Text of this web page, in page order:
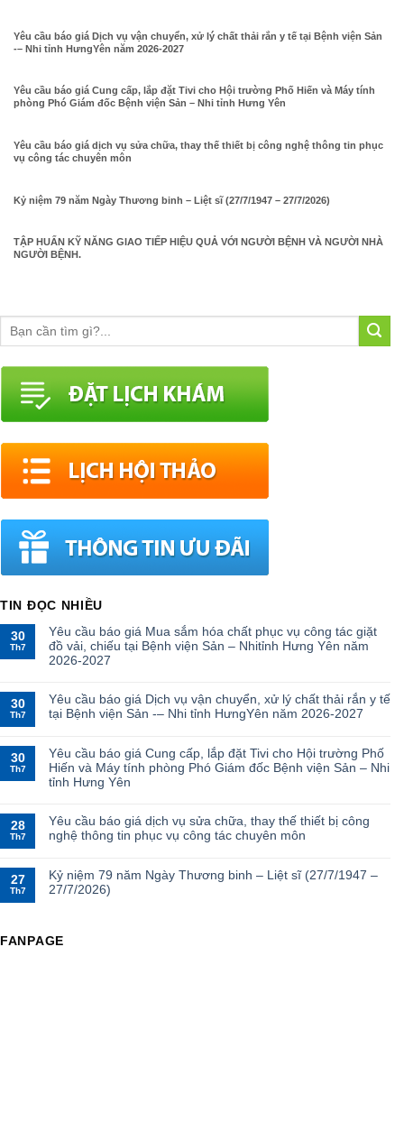
TIN ĐỌC NHIỀU
30
Th7
Yêu cầu báo giá Mua sắm hóa chất phục vụ công tác giặt
đồ vải, chiếu tại Bệnh viện Sản – Nhitỉnh Hưng Yên năm
2026-2027
30
Th7
Yêu cầu báo giá Dịch vụ vận chuyển, xử lý chất thải rắn y tế
tại Bệnh viện Sản -– Nhi tỉnh HưngYên năm 2026-2027
30
Th7
Yêu cầu báo giá Cung cấp, lắp đặt Tivi cho Hội trường Phố
Hiến và Máy tính phòng Phó Giám đốc Bệnh viện Sản – Nhi
tỉnh Hưng Yên
28
Th7
Yêu cầu báo giá dịch vụ sửa chữa, thay thế thiết bị công
nghệ thông tin phục vụ công tác chuyên môn
27
Th7
Kỷ niệm 79 năm Ngày Thương binh – Liệt sĩ (27/7/1947 –
27/7/2026)
FANPAGE
Yêu cầu báo giá Dịch vụ vận chuyển, xử lý chất thải rắn y tế tại Bệnh viện Sản
-– Nhi tỉnh HưngYên năm 2026-2027
Yêu cầu báo giá Cung cấp, lắp đặt Tivi cho Hội trường Phố Hiến và Máy tính
phòng Phó Giám đốc Bệnh viện Sản – Nhi tỉnh Hưng Yên
Yêu cầu báo giá dịch vụ sửa chữa, thay thế thiết bị công nghệ thông tin phục
vụ công tác chuyên môn
Kỷ niệm 79 năm Ngày Thương binh – Liệt sĩ (27/7/1947 – 27/7/2026)
TẬP HUẤN KỸ NĂNG GIAO TIẾP HIỆU QUẢ VỚI NGƯỜI BỆNH VÀ NGƯỜI NHÀ
NGƯỜI BỆNH.